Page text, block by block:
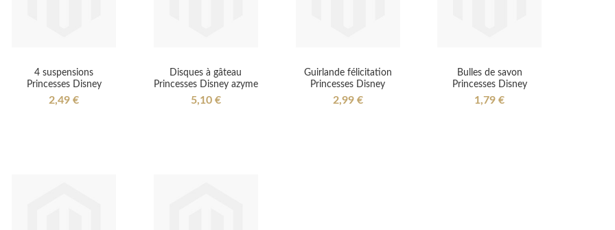
4 suspensions
Princesses Disney
2,49 €
Disques à gâteau
Princesses Disney azyme
5,10 €
Guirlande félicitation
Princesses Disney
2,99 €
Bulles de savon
Princesses Disney
1,79 €